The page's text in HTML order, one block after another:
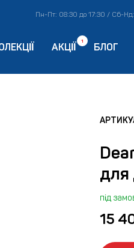
Пн-Пт: 08:30 до 17:30 / Сб-
АКЦІЇ
1
БЛОГ
під
15